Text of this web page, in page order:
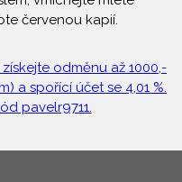
červenou kapií.
odměnu až 1000,-
a spořící účet se 4,01 %.
pavelr9711.